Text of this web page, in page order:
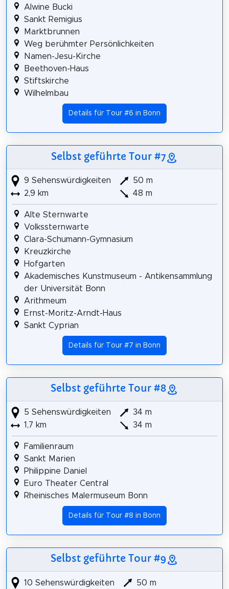
Alwine Bucki
Sankt Remigius
Marktbrunnen
Weg berühmter Persönlichkeiten
Namen-Jesu-Kirche
Beethoven-Haus
Stiftskirche
Wilhelmbau
Details für Tour #6 in Bonn
Selbst geführte Tour #7
9 Sehenswürdigkeiten
2,9 km
50 m
48 m
Alte Sternwarte
Volkssternwarte
Clara-Schumann-Gymnasium
Kreuzkirche
Hofgarten
Akademisches Kunstmuseum - Antikensammlung
der Universität Bonn
Arithmeum
Ernst-Moritz-Arndt-Haus
Sankt Cyprian
Details für Tour #7 in Bonn
Selbst geführte Tour #8
5 Sehenswürdigkeiten
1,7 km
34 m
34 m
Familienraum
Sankt Marien
Philippine Daniel
Euro Theater Central
Rheinisches Malermuseum Bonn
Details für Tour #8 in Bonn
Selbst geführte Tour #9
10 Sehenswürdigkeiten 50 m